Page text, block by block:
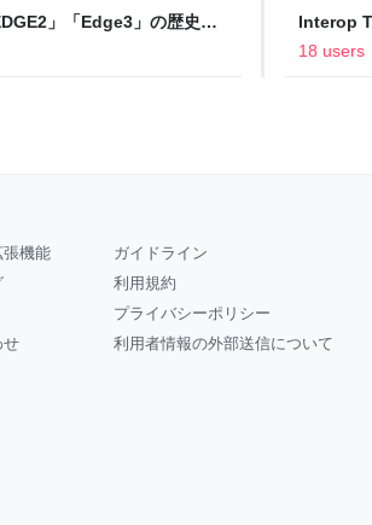
」「Edge3」の歴史に
Interop
への取
18 users
張機能
せ
ガイドライン
利用規約
プライバシーポリシー
利用者情報の外部送信について